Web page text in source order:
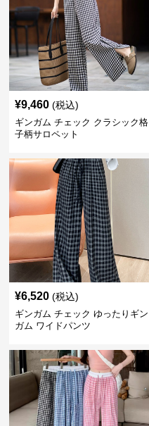
¥9,460 (税込)
ギンガム チェック クラシック格
子柄サロペット
¥6,520 (税込)
ギンガム チェック ゆったりギン
ガム ワイドパンツ